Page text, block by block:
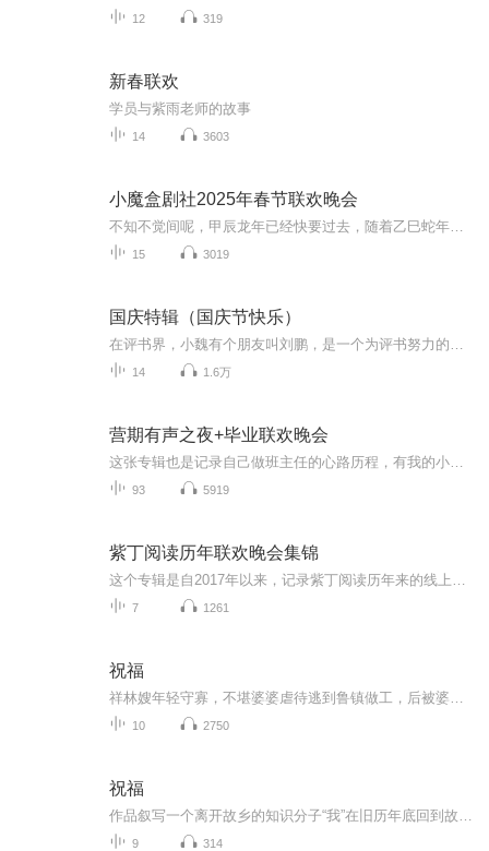
12 319
新春联欢
学员与紫雨老师的故事
14 3603
小魔盒剧社2025年春节联欢晚会
15 3019
国庆特辑（国庆节快乐）
14 1.6万
营期有声之夜+毕业联欢晚会
93 5919
紫丁阅读历年联欢晚会集锦
7 1261
祝福
10 2750
祝福
9 314